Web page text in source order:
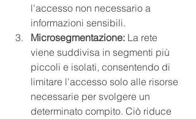
l'accesso non necessario a
informazioni sensibili.
Microsegmentazione: La rete
viene suddivisa in segmenti più
piccoli e isolati, consentendo di
limitare l'accesso solo alle risorse
necessarie per svolgere un
determinato compito. Ciò riduce